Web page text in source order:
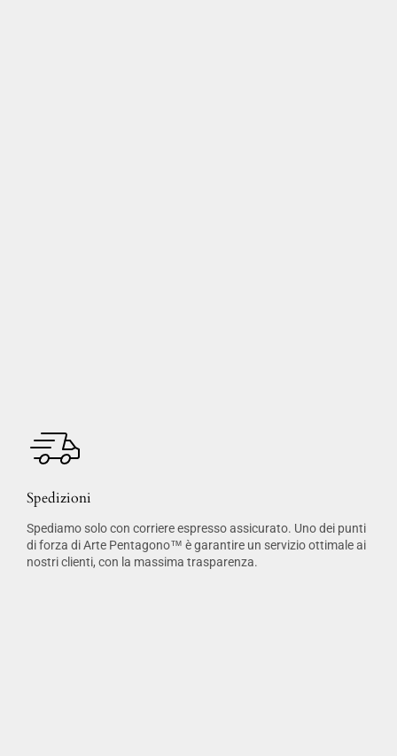
Spedizioni
Spediamo solo con corriere espresso assicurato. Uno dei punti
di forza di Arte Pentagono™ è garantire un servizio ottimale ai
nostri clienti, con la massima trasparenza.